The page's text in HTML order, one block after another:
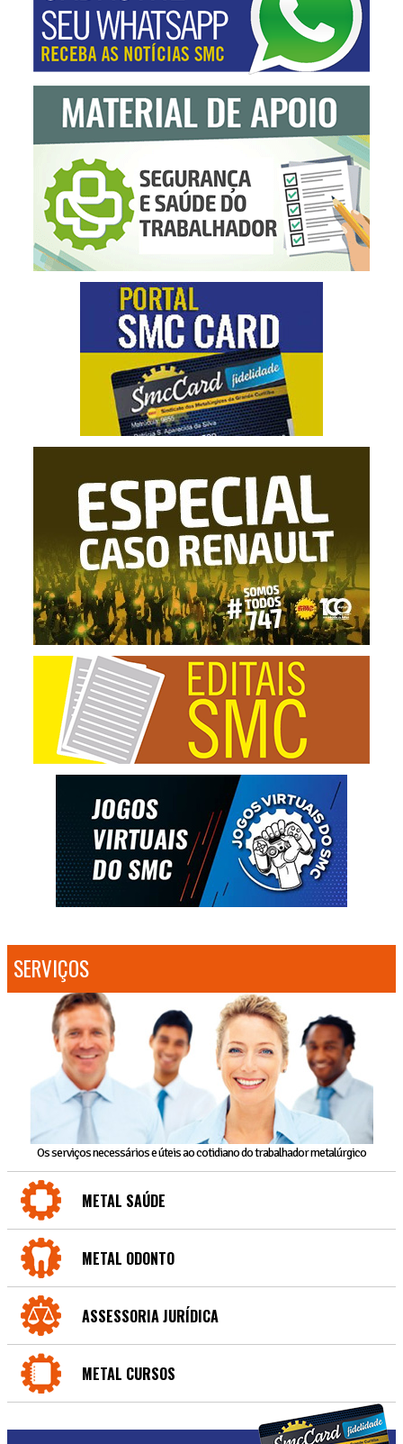
SERVIÇOS
Os serviços necessários e úteis ao cotidiano do trabalhador metalúrgico
METAL SAÚDE
METAL ODONTO
ASSESSORIA JURÍDICA
METAL CURSOS